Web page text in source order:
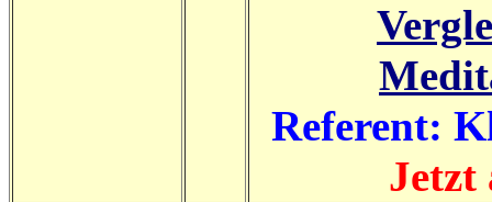
Referent:
Jetzt